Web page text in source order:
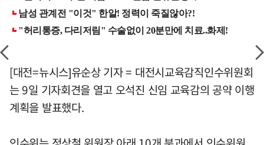
[대전=뉴시스]유순상 기자 = 대전시교육감직인수위원회
는 9일 기자회견을 열고 오석진 신임 교육감의 공약 이행
계획을 발표했다.